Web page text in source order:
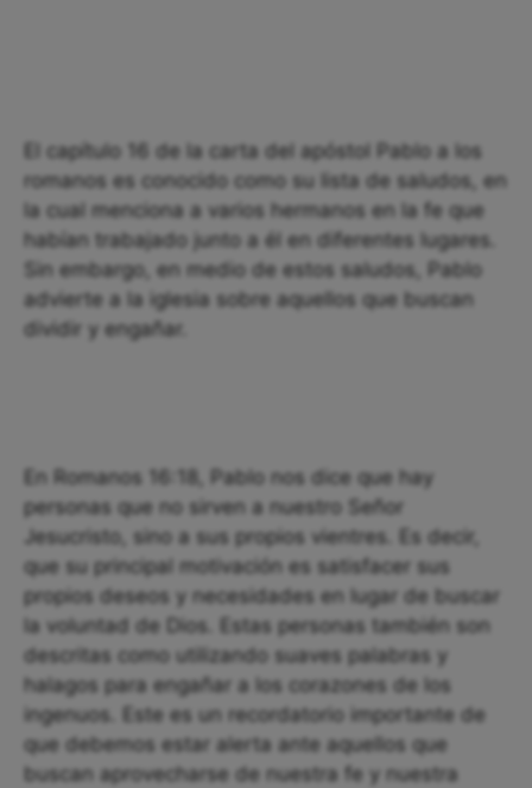
El capítulo 16 de la carta del apóstol Pablo a los
romanos es conocido como su lista de saludos, en
la cual menciona a varios hermanos en la fe que
habían trabajado junto a él en diferentes lugares.
Sin embargo, en medio de estos saludos, Pablo
advierte a la iglesia sobre aquellos que buscan
dividir y engañar.
En Romanos 16:18, Pablo nos dice que hay
personas que no sirven a nuestro Señor
Jesucristo, sino a sus propios vientres. Es decir,
que su principal motivación es satisfacer sus
propios deseos y necesidades en lugar de buscar
la voluntad de Dios. Estas personas también son
descritas como utilizando suaves palabras y
halagos para engañar a los corazones de los
ingenuos. Este es un recordatorio importante de
que debemos estar alerta ante aquellos que
buscan aprovecharse de nuestra fe y nuestra